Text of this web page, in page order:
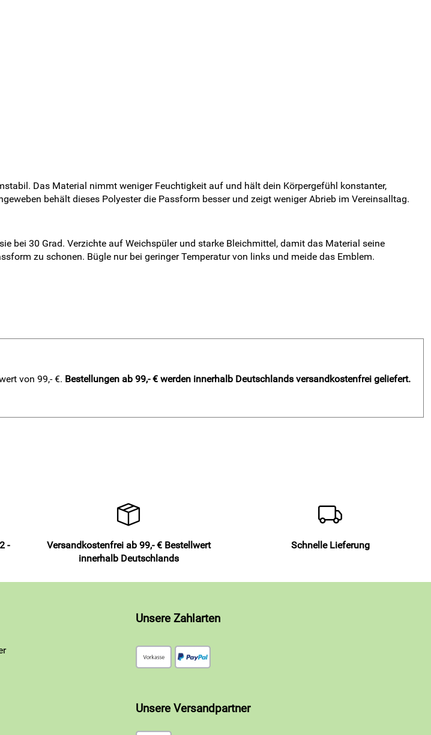
Das Material nimmt weniger Feuchtigkeit auf und hält dein Körpergefühl konstanter,
behält dieses Polyester die Passform besser und zeigt weniger Abrieb im Vereinsalltag.
bei 30 Grad. Verzichte auf Weichspüler und starke Bleichmittel, damit das Material seine
zu schonen. Bügle nur bei geringer Temperatur von links und meide das Emblem.
von 99,- €. Bestellungen ab 99,- € werden innerhalb Deutschlands versandkostenfrei geliefert.
-
Versandkostenfrei ab 99,- € Bestellwert
innerhalb Deutschlands
Schnelle Lieferung
Unsere Zahlarten
Unsere Versandpartner